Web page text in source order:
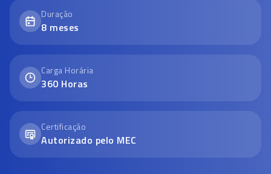
Duração
8 meses
Carga Horária
360 Horas
Certificação
Autorizado pelo MEC